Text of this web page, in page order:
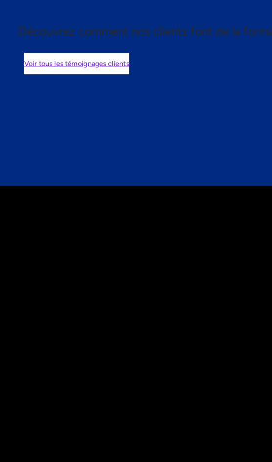
Découvrez comment nos clients font de la
Voir tous les témoignages clients